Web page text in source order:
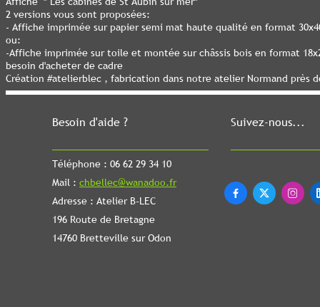
Besoin d'aide ?
Téléphone : 06 62 29 34 10
Mail : chbellec@wanadoo.fr
Adresse : Atelier B-LEC
196 Route de Bretagne
14760 Bretteville sur Odon
Suivez-nous...
  
2 versions vous sont proposées:
- Affiche imprimée sur papier semi mat haute qualité en format
ou:
-Affiche imprimée sur toile et montée sur châssis bois en format
besoin d'acheter de cadre
Création #atelierblec , fabrication dans notre atelier Normand près